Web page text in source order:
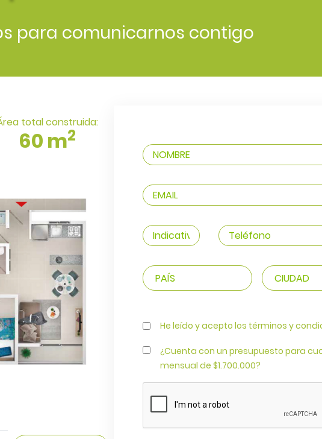
para comunicarnos contigo
total construida:
60 m2
He leído y acepto los términos y
¿Cuenta con un presupuesto para
mensual de $1.700.000?